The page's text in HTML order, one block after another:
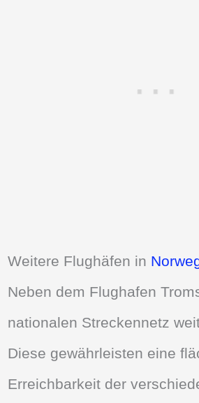
Weitere Flughäfen in
Neben dem Flughafen
nationalen Streckennetz
Diese gewährleisten eine
Erreichbarkeit der